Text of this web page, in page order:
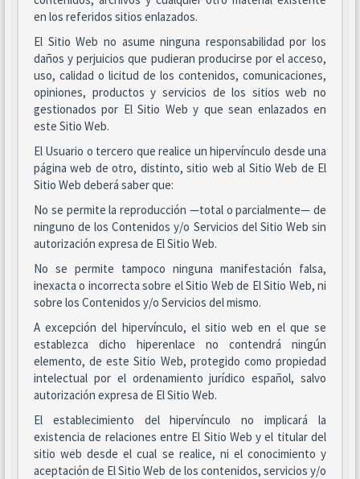
en los referidos sitios enlazados.
El Sitio Web no asume ninguna responsabilidad por los
daños y perjuicios que pudieran producirse por el acceso,
uso, calidad o licitud de los contenidos, comunicaciones,
opiniones, productos y servicios de los sitios web no
gestionados por El Sitio Web y que sean enlazados en
este Sitio Web.
El Usuario o tercero que realice un hipervínculo desde una
página web de otro, distinto, sitio web al Sitio Web de El
Sitio Web deberá saber que:
No se permite la reproducción —total o parcialmente— de
ninguno de los Contenidos y/o Servicios del Sitio Web sin
autorización expresa de El Sitio Web.
No se permite tampoco ninguna manifestación falsa,
inexacta o incorrecta sobre el Sitio Web de El Sitio Web, ni
sobre los Contenidos y/o Servicios del mismo.
A excepción del hipervínculo, el sitio web en el que se
establezca dicho hiperenlace no contendrá ningún
elemento, de este Sitio Web, protegido como propiedad
intelectual por el ordenamiento jurídico español, salvo
autorización expresa de El Sitio Web.
El establecimiento del hipervínculo no implicará la
existencia de relaciones entre El Sitio Web y el titular del
sitio web desde el cual se realice, ni el conocimiento y
aceptación de El Sitio Web de los contenidos, servicios y/o